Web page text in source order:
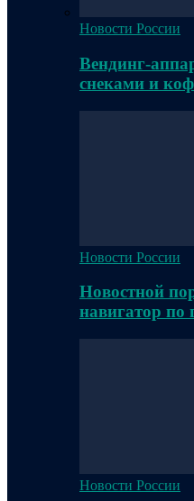
Новости России
Вендинг-
снеками и
Новости России
Новостной
навигатор по
Новости России